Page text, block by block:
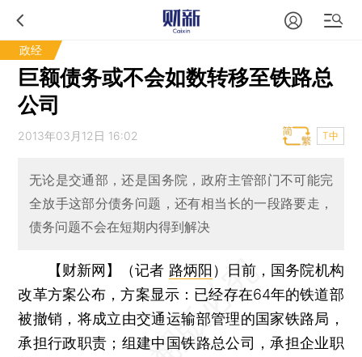
政经
巨额债务或不会如数转移至铁路总
公司
2013年03月12日 16:02 T中
无论是交通部，还是国务院，政府主管部门不可能完
全放手这部分债务问题，还有相当长的一段路要走，
债务问题不会在短期内得到解决
【财新网】（记者 路炳阳 ）
日前，国务院机构
改革方案公布，方案显示：已经存在64年的铁道部
被撤销，将成立由交通运输部管理的国家铁路局，
承担行政职责；组建中国铁路总公司，承担企业职